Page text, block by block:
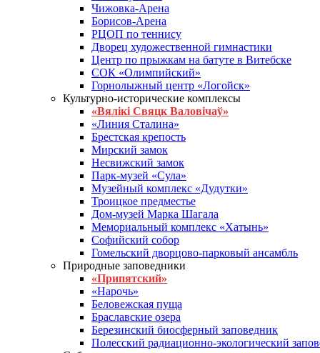
Чижовка-Арена
Борисов-Арена
РЦОП по теннису
Дворец художественной гимнастики
Центр по прыжкам на батуте в Витебске
СОК «Олимпийский»
Горнолыжный центр «Логойск»
Культурно-исторические комплексы
«Вялікі Свяцк Валовічаў»
«Линия Сталина»
Брестская крепость
Мирский замок
Несвижский замок
Парк-музей «Сула»
Музейный комплекс «Дудутки»
Троицкое предместье
Дом-музей Марка Шагала
Мемориальный комплекс «Хатынь»
Софийский собор
Гомельский дворцово-парковый ансамбль
Природные заповедники
«Припятский»
«Нарочь»
Беловежская пуща
Браславские озера
Березинский биосферный заповедник
Полесский радиационно-экологический